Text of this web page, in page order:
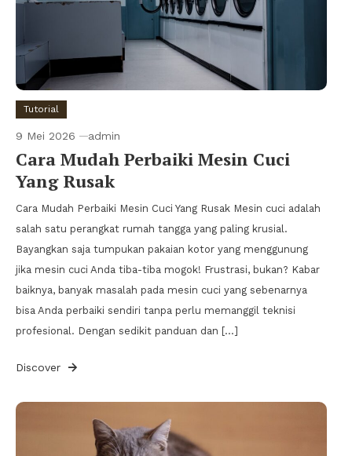
Tutorial
9 Mei 2026 admin
Cara Mudah Perbaiki Mesin Cuci
Yang Rusak
Cara Mudah Perbaiki Mesin Cuci Yang Rusak Mesin cuci adalah
salah satu perangkat rumah tangga yang paling krusial.
Bayangkan saja tumpukan pakaian kotor yang menggunung
jika mesin cuci Anda tiba-tiba mogok! Frustrasi, bukan? Kabar
baiknya, banyak masalah pada mesin cuci yang sebenarnya
bisa Anda perbaiki sendiri tanpa perlu memanggil teknisi
profesional. Dengan sedikit panduan dan […]
Discover